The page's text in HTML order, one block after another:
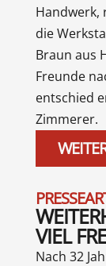
Handwerk,
die
Braun aus
Freunde
entschied
Zimmerer.
VIEL
Nach 32